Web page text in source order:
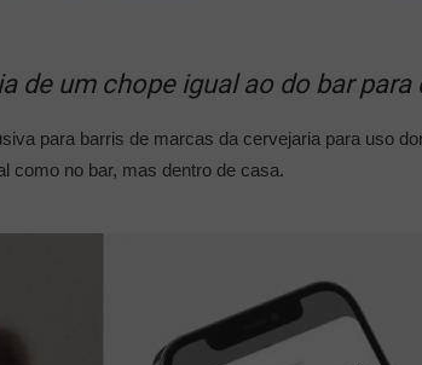
de um chope igual ao do bar para
para barris de marcas da cervejaria para uso
como no bar, mas dentro de casa.